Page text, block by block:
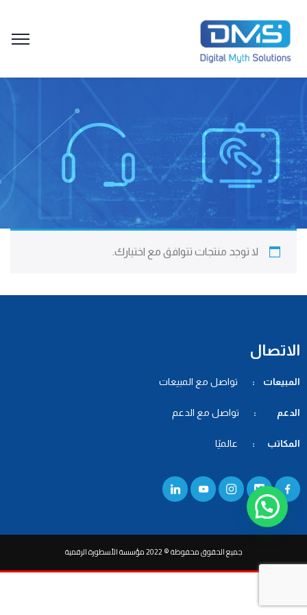
لا توجد منتجات تتوافق مع اختيارك.
الاتصال
المبيعات : تواصل مع المبيعات
الدعم : تواصل مع الدعم
المكاتب : عالميًا
جميع الحقوق محفوظة © 2022 مؤسسة الأسطورة الرقمية